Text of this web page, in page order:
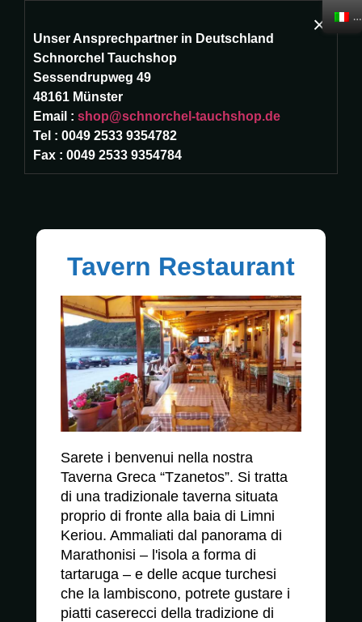
×
Unser Ansprechpartner in Deutschland
Schnorchel Tauchshop
Sessendrupweg 49
48161 Münster
Email : shop@schnorchel-tauchshop.de
Tel : 0049 2533 9354782
Fax : 0049 2533 9354784
Home
Immersioni
Squadra
Prezzi
Videos
Alloggio
Taverna
TAVERN
Tavern Restaurant
Sarete i benvenui nella nostra
Taverna Greca “Tzanetos”. Si tratta
di una tradizionale taverna situata
proprio di fronte alla baia di Limni
Keriou. Ammaliati dal panorama di
Marathonisi – l'isola a forma di
tartaruga – e delle acque turchesi
che la lambiscono, potrete gustare i
piatti caserecci della tradizione di